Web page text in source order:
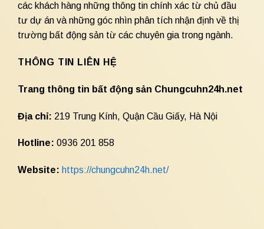
các khách hàng những thông tin chính xác từ chủ đầu
tư dự án và những góc nhìn phân tích nhận định về thị
trường bất động sản từ các chuyên gia trong ngành.
THÔNG TIN LIÊN HỆ
Trang thông tin bất động sản Chungcuhn24h.net
Địa chỉ: 219 Trung Kính, Quận Cầu Giấy, Hà Nội
Hotline: 0936 201 858
Website: https://chungcuhn24h.net/